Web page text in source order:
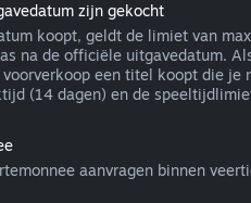
zijn gekocht
koopt, geldt de limiet van
na de officiële uitgavedatum.
een titel koopt die
(14 dagen) en de
aanvragen binnen